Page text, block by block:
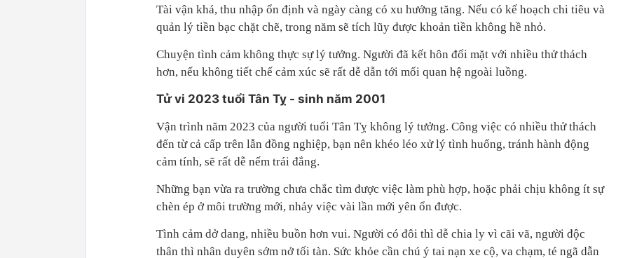
Tài vận khá, thu nhập ổn định và ngày càng có xu hướng tăng. Nếu có kế hoạch chi tiêu và
quản lý tiền bạc chặt chẽ, trong năm sẽ tích lũy được khoản tiền không hề nhỏ.
Chuyện tình cảm không thực sự lý tưởng. Người đã kết hôn đối mặt với nhiều thử thách
hơn, nếu không tiết chế cảm xúc sẽ rất dễ dẫn tới mối quan hệ ngoài luồng.
Tử vi 2023 tuổi Tân Tỵ - sinh năm 2001
Vận trình năm 2023 của người tuổi Tân Tỵ không lý tưởng. Công việc có nhiều thử thách
đến từ cả cấp trên lẫn đồng nghiệp, bạn nên khéo léo xử lý tình huống, tránh hành động
cảm tính, sẽ rất dễ nếm trái đắng.
Những bạn vừa ra trường chưa chắc tìm được việc làm phù hợp, hoặc phải chịu không ít sự
chèn ép ở môi trường mới, nhảy việc vài lần mới yên ổn được.
Tình cảm dở dang, nhiều buồn hơn vui. Người có đôi thì dễ chia ly vì cãi vã, người độc
thân thì nhân duyên sớm nở tối tàn. Sức khỏe cần chú ý tai nạn xe cộ, va chạm, té ngã dẫn